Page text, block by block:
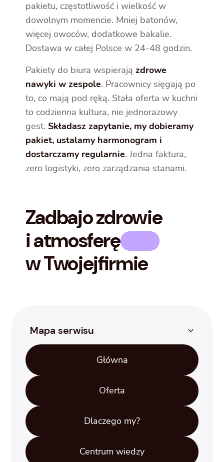
pakietu, częstotliwość i wielkość w
dowolnym momencie. Mniej batonów,
więcej owoców, dodatkowe bakalie.
Dostawa w całej Polsce w 24-48 godzin.
Pakiety do biura wspierają zdrowe
nawyki w zespole. Pracownicy sięgają po
to, co mają pod ręką. Stała oferta w kuchni
to codzienna kultura, nie jednorazowy
gest. Składasz zapytanie, my dobieramy
pakiet, ustalamy harmonogram i
dostarczamy regularnie. Jedna faktura,
zero logistyki, zero zarządzania stanami.
Zadbajo zdrowie
i atmosferę
w Twojejfirmie
Mapa serwisu
Główna
Oferta
Dlaczego my?
Centrum wiedzy